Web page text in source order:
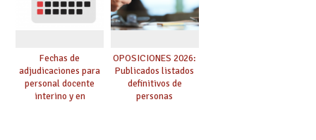
Fechas de
adjudicaciones para
personal docente
interino y en
OPOSICIONES 2026:
Publicados listados
definitivos de
personas